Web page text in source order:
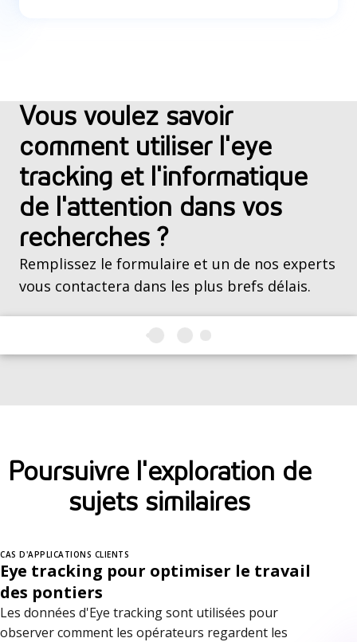
Vous voulez savoir
comment utiliser l'eye
tracking et l'informatique
de l'attention dans vos
recherches ?
Remplissez le formulaire et un de nos experts
vous contactera dans les plus brefs délais.
Poursuivre l'exploration de
sujets similaires
CAS D'APPLICATIONS CLIENTS
Eye tracking pour optimiser le travail
des pontiers
Les données d'Eye tracking sont utilisées pour
observer comment les opérateurs regardent les